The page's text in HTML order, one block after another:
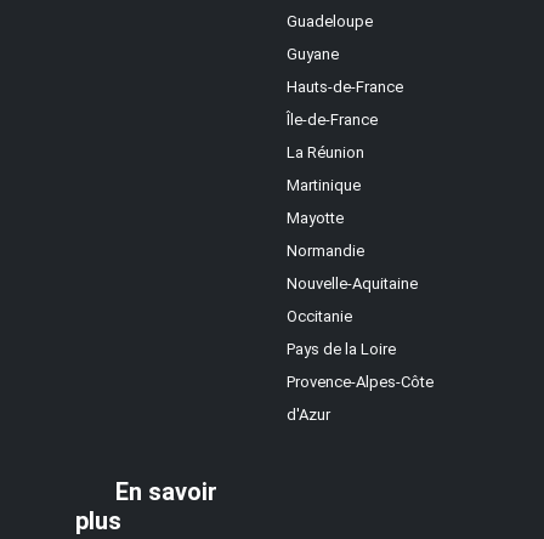
Guadeloupe
Guyane
Hauts-de-France
Île-de-France
La Réunion
Martinique
Mayotte
Normandie
Nouvelle-Aquitaine
Occitanie
Pays de la Loire
Provence-Alpes-Côte
d'Azur
En savoir
plus